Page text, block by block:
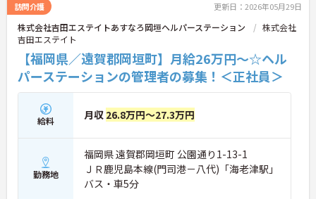
訪問介護 更新日：2026年05月29日
株式会社吉田エステイトあすなろ岡垣ヘルパーステーション
株式会社
吉田エステイト
【福岡県／遠賀郡岡垣町】月給26万円～☆ヘル
パーステーションの管理者の募集！＜正社員＞
給料 月収 26.8万円～27.3万円
勤務地
福岡県 遠賀郡岡垣町 公園通り1-13-1
ＪＲ鹿児島本線(門司港－八代)「海老津駅」
バス・車5分